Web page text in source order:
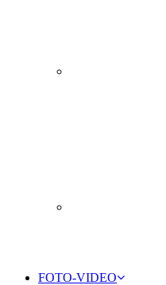
FOTO-VIDEO